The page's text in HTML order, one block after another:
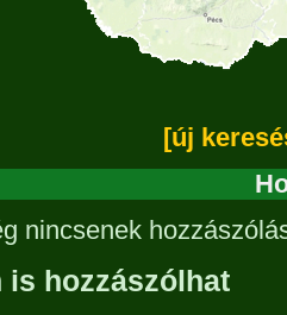
[új
nincsenek
is hozzászólhat